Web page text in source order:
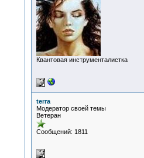
Квантовая инструменталистка
terra
Модератор своей темы
Ветеран
Сообщений: 1811